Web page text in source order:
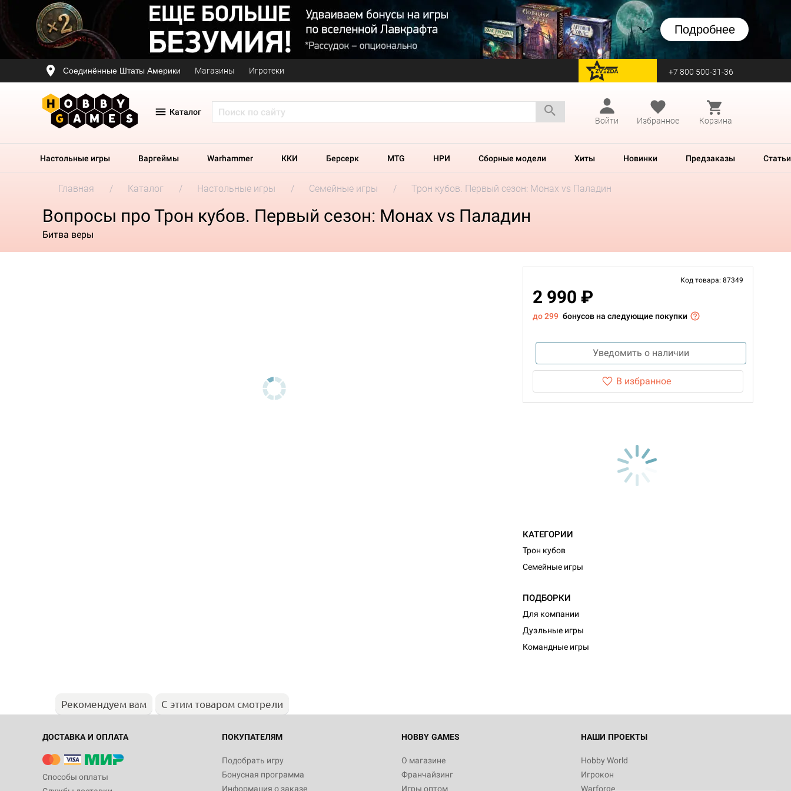
Подробнее
Соединённые Штаты Америки Магазины Игротеки перейти на Zvezda +7 800 500-31-36
Каталог
Войти
Избранное Корзина
Настольные игры Варгеймы Warhammer ККИ Берсерк MTG НРИ Сборные модели Хиты Новинки Предзаказы Статьи
Главная Каталог Настольные игры Семейные игры Трон кубов. Первый сезон: Монах vs Паладин
Вопросы про Трон кубов. Первый сезон: Монах vs Паладин
Битва веры
Код товара: 87349
2 990 ₽
до 299 бонусов на следующие покупки
Уведомить о наличии
В избранное
КАТЕГОРИИ
Трон кубов
Семейные игры
ПОДБОРКИ
Для компании
Дуэльные игры
Командные игры
Рекомендуем вам С этим товаром смотрели
ДОСТАВКА И ОПЛАТА
Способы оплаты
ПОКУПАТЕЛЯМ
Подобрать игру
Бонусная программа
Информация о заказе
HOBBY GAMES
О магазине
Франчайзинг
Игры оптом
НАШИ ПРОЕКТЫ
Hobby World
Игрокон
Warforge